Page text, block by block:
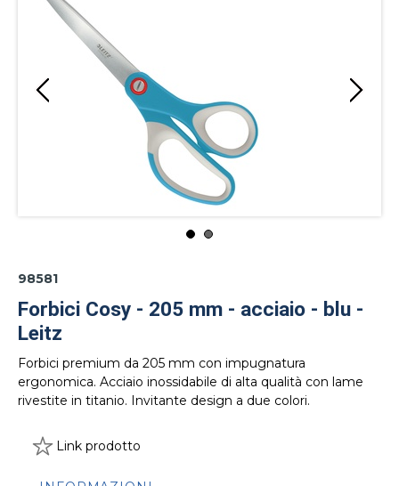
98581
Forbici Cosy - 205 mm - acciaio - blu -
Leitz
Forbici premium da 205 mm con impugnatura
ergonomica. Acciaio inossidabile di alta qualità con lame
rivestite in titanio. Invitante design a due colori.
Link prodotto